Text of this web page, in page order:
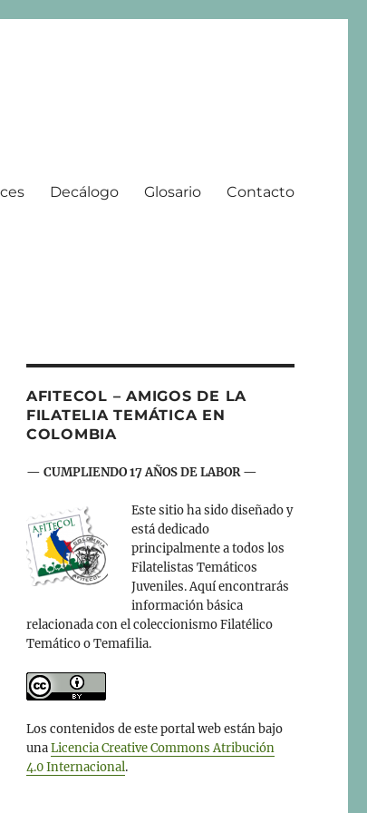
Decálogo Glosario Contacto
AFITECOL – AMIGOS DE LA
FILATELIA TEMÁTICA EN
COLOMBIA
— CUMPLIENDO 17 AÑOS DE LABOR —
Este sitio ha sido diseñado y
está dedicado
principalmente a todos los
Filatelistas Temáticos
Juveniles. Aquí encontrarás
información básica
relacionada con el coleccionismo Filatélico
Temático o Temafilia.
Los contenidos de este portal web están bajo
unaLicencia Creative Commons Atribución
4.0 Internacional.